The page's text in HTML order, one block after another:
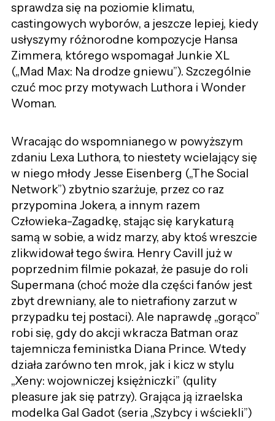
sprawdza się na poziomie klimatu,
castingowych wyborów, a jeszcze lepiej, kiedy
usłyszymy różnorodne kompozycje Hansa
Zimmera, którego wspomagał Junkie XL
(„Mad Max: Na drodze gniewu”). Szczególnie
czuć moc przy motywach Luthora i Wonder
Woman.
Wracając do wspomnianego w powyższym
zdaniu Lexa Luthora, to niestety wcielający się
w niego młody Jesse Eisenberg („The Social
Network”) zbytnio szarżuje, przez co raz
przypomina Jokera, a innym razem
Człowieka-Zagadkę, stając się karykaturą
samą w sobie, a widz marzy, aby ktoś wreszcie
zlikwidował tego świra. Henry Cavill już w
poprzednim filmie pokazał, że pasuje do roli
Supermana (choć może dla części fanów jest
zbyt drewniany, ale to nietrafiony zarzut w
przypadku tej postaci). Ale naprawdę „gorąco”
robi się, gdy do akcji wkracza Batman oraz
tajemnicza feministka Diana Prince. Wtedy
działa zarówno ten mrok, jak i kicz w stylu
„Xeny: wojowniczej księżniczki” (qulity
pleasure jak się patrzy). Grająca ją izraelska
modelka Gal Gadot (seria „Szybcy i wściekli”)